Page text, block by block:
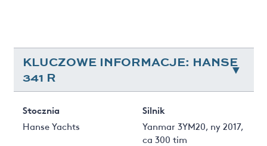
KLUCZOWE INFORMACJE: HANSE
341 R
Stocznia
Hanse Yachts
Silnik
Yanmar 3YM20, ny 2017,
ca 300 tim